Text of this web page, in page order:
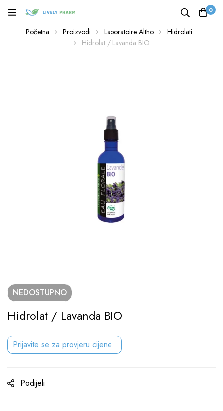
0
Početna Proizvodi Laboratoire Altho
Hidrolati
Hidrolat / Lavanda BIO
NEDOSTUPNO
Hidrolat / Lavanda BIO
Prijavite se za provjeru cijene
Podijeli